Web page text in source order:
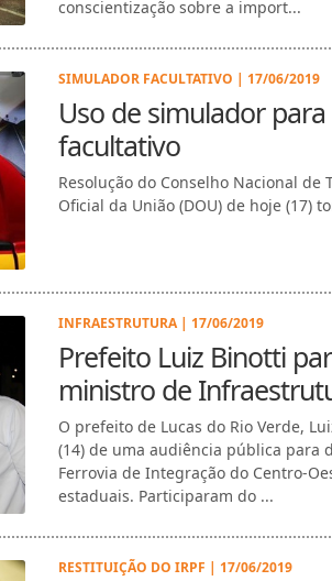
conscientização sobre a import...
SIMULADOR FACULTATIVO | 17/06/2019
Uso de simulador
facultativo
Resolução do Conselho Nacional
Oficial da União (DOU) de hoje (17)
INFRAESTRUTURA | 17/06/2019
Prefeito Luiz Binotti
ministro de
O prefeito de Lucas do Rio Verde,
(14) de uma audiência pública para
Ferrovia de Integração do Centro-
estaduais. Participaram do ...
RESTITUIÇÃO DO IRPF | 17/06/2019